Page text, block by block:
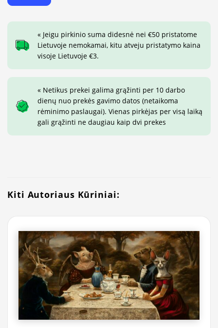
« Jeigu pirkinio suma didesnė nei €50 pristatome
Lietuvoje nemokamai, kitu atveju pristatymo kaina
visoje Lietuvoje €3.
« Netikus prekei galima grąžinti per 10 darbo
dienų nuo prekės gavimo datos (netaikoma
rėminimo paslaugai). Vienas pirkėjas per visą laiką
gali grąžinti ne daugiau kaip dvi prekes
Kiti Autoriaus Kūriniai: